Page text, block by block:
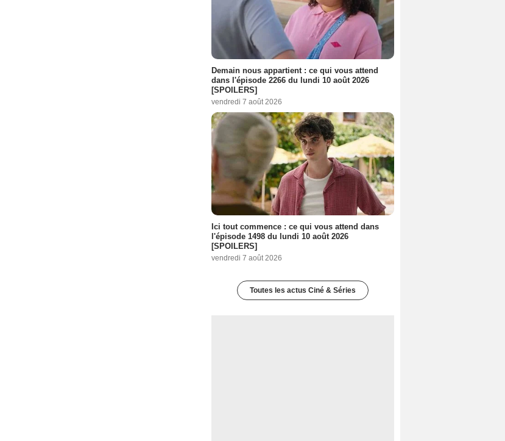
Demain nous appartient : ce qui vous attend
dans l'épisode 2266 du lundi 10 août 2026
[SPOILERS]
vendredi 7 août 2026
Ici tout commence : ce qui vous attend dans
l'épisode 1498 du lundi 10 août 2026
[SPOILERS]
vendredi 7 août 2026
Toutes les actus Ciné & Séries